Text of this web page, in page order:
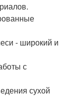
- широкий и
с
сухой